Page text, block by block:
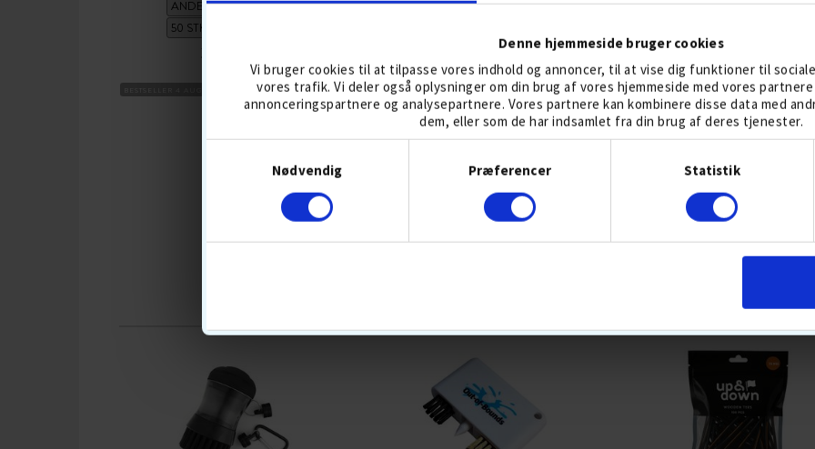
Denne hjemmeside bruger cookies
Vi bruger cookies til at tilpasse vores indhold og annoncer, til at vise dig funktioner til
vores trafik. Vi deler også oplysninger om din brug af vores hjemmeside med vores
annonceringspartnere og analysepartnere. Vores partnere kan kombinere disse data med
dem, eller som de har indsamlet fra din brug af deres tjenester.
Nødvendig
Præferencer Statistik
DISTANCEBOLDE BOLDMIKS BESTSELLER 4 AUG 3-DELT
BOLDFLUGT-MIDDEL
GREENSPIN HØJ
SKAL URETAN
TOURBOLDE
KOMPRESSION MEDIUM
KØB
191,-
BESTSELLER 4 AUG 5-DELT
GREENSPIN HØJ
SKAL URETAN
KOMPRESSION HÅRDT
KØB